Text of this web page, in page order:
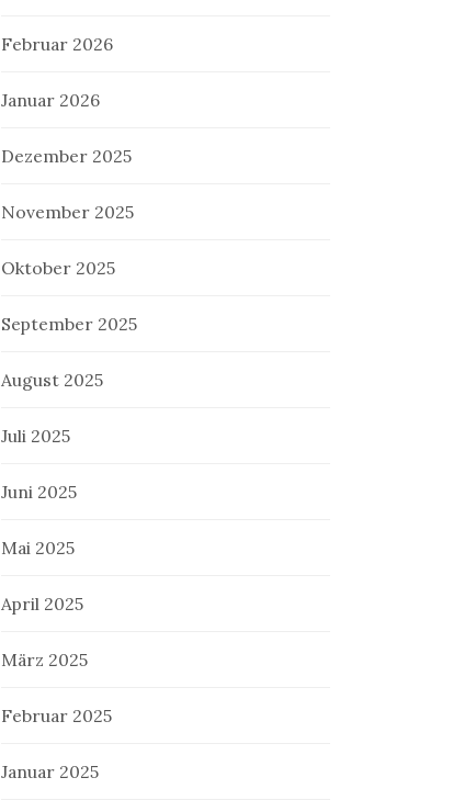
Februar 2026
Januar 2026
Dezember 2025
November 2025
Oktober 2025
September 2025
August 2025
Juli 2025
Juni 2025
Mai 2025
April 2025
März 2025
Februar 2025
Januar 2025